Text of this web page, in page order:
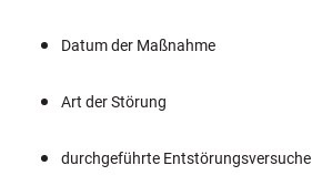
Datum der Maßnahme
Art der Störung
durchgeführte Entstörungsversuche